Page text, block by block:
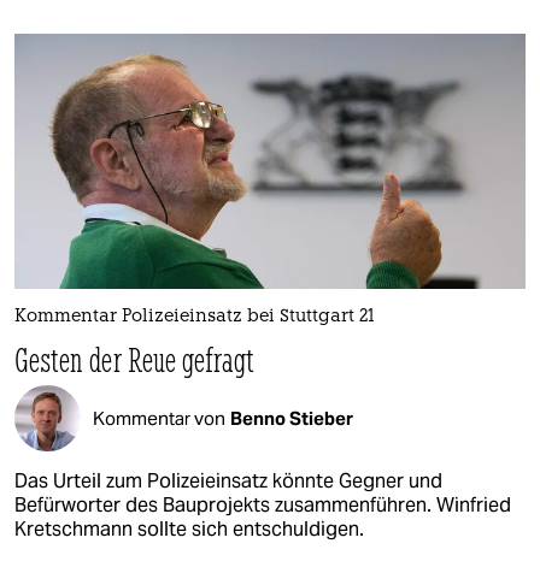
Kommentar Polizeieinsatz bei Stuttgart 21
Gesten der Reue gefragt
Kommentar von Benno Stieber
Das Urteil zum Polizeieinsatz könnte Gegner und
Befürworter des Bauprojekts zusammenführen. Winfried
Kretschmann sollte sich entschuldigen.